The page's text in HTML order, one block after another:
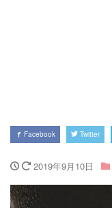
Facebook Twitter
2019年9月10日